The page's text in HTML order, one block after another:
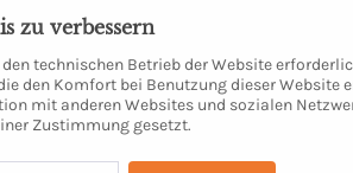
Edelvollmilchschokolade
40% mit Mandel
zu verbessern
technischen Betrieb der Website
den Komfort bei Benutzung dieser Website
mit anderen Websites und sozialen
Zustimmung gesetzt.